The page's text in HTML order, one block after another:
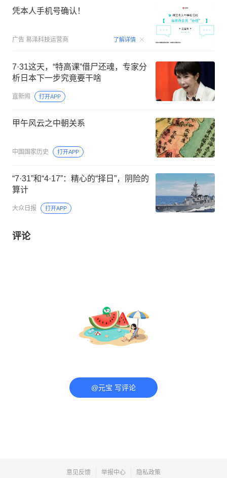
凭本人手机号确认！
广告 易泽科技运营商 了解详情 00:09
7·31这天，“特高课”借尸还魂，专家分
析日本下一步究竟要干啥
直新闻 打开APP
甲午风云之中朝关系
中国国家历史 打开APP
“7·31”和“4·17”：精心的“择日”，阴险的
算计
大众日报 打开APP
评论
@元宝 写评论
意见反馈 举报中心 隐私政策